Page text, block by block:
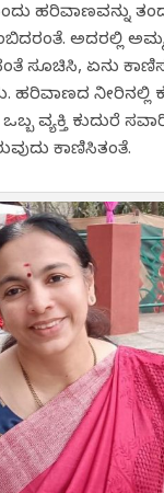
ಹರಿವಾಣವನ್ನು
ಅದರಲ್ಲಿ
ಸೂಚಿಸಿ, ಏನು
ಹರಿವಾಣದ ನೀರಿನಲ್ಲಿ
ವ್ಯಕ್ತಿ ಕುದುರೆ
ಕಾಣಿಸಿತಂತೆ.